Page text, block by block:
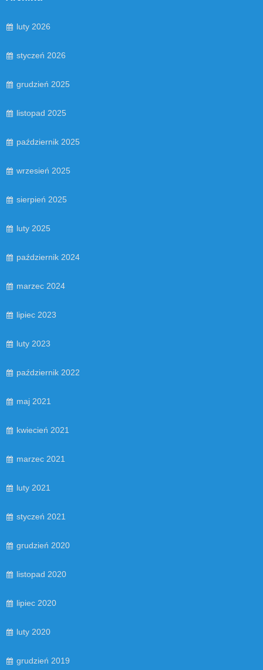
luty 2026
styczeń 2026
grudzień 2025
listopad 2025
październik 2025
wrzesień 2025
sierpień 2025
luty 2025
październik 2024
marzec 2024
lipiec 2023
luty 2023
październik 2022
maj 2021
kwiecień 2021
marzec 2021
luty 2021
styczeń 2021
grudzień 2020
listopad 2020
lipiec 2020
luty 2020
grudzień 2019